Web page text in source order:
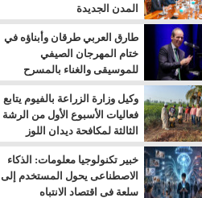
المدن الجديدة
طارق العربي طرقان وأبناؤه في
ختام المهرجان الصيفي
للموسيقى والغناء بالمسرح
المكشوف
وكيل وزارة الزراعة بالفيوم يتابع
فعاليات الأسبوع الأول من الرشة
الثالثة لمكافحة ديدان اللوز
للقطن
خبير تكنولوجيا معلومات: الذكاء
الاصطناعى يحول المستخدم إلى
سلعة فى اقتصاد الانتباه